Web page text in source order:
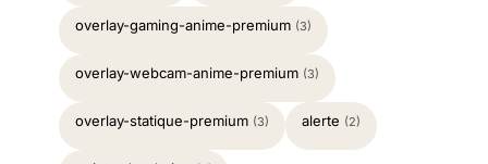
overlay-gaming-anime-premium (3)
overlay-webcam-anime-premium (3)
overlay-statique-premium (3) alerte (2)